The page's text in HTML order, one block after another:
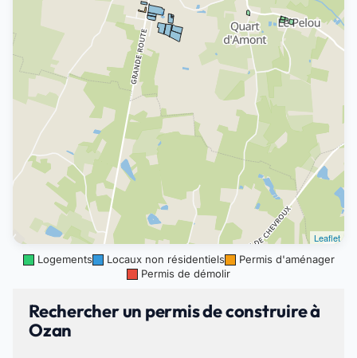
Leaflet
Logements
Locaux non résidentiels
Permis d'aménager
Permis de démolir
Rechercher un permis de construire à
Ozan